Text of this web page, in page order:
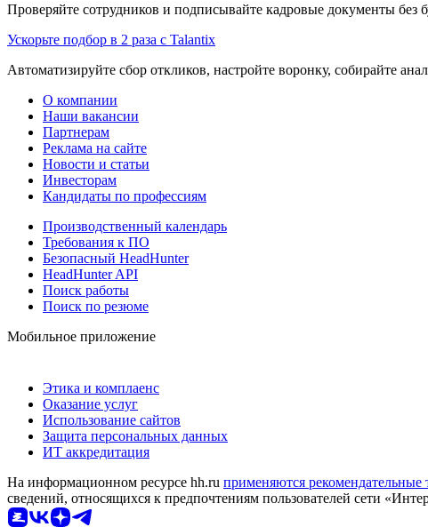
Проверяйте сотрудников и подписывайте кадровые документы без
Ускорьте подбор в 2 раза с Talantix
Автоматизируйте сбор откликов, настройте воронку, собирайте
О компании
Наши вакансии
Партнерам
Реклама на сайте
Новости и статьи
Инвесторам
Кандидаты по профессиям
Производственный календарь
Требования к ПО
Безопасный HeadHunter
HeadHunter API
Поиск работы
Поиск по резюме
Мобильное приложение
Этика и комплаенс
Оказание услуг
Использование сайтов
Защита персональных данных
ИТ аккредитация
На информационном ресурсе hh.ru применяются рекомендательные
сведений, относящихся к предпочтениям пользователей сети